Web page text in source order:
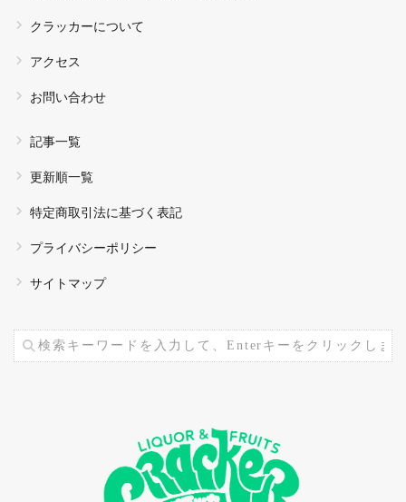
クラッカーについて
アクセス
お問い合わせ
記事一覧
更新順一覧
特定商取引法に基づく表記
プライバシーポリシー
サイトマップ